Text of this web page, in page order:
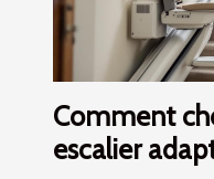
Comment
escalier